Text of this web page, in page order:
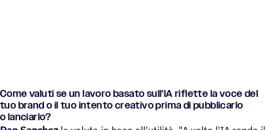
Come valuti se un lavoro basato sull’IA riflette la voce del
tuo brand o il tuo intento crea­tivo prima di pubbli­carlo
o lanciarlo?